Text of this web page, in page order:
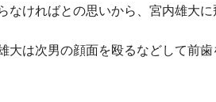
なければとの思いから、宮内雄大
大は次男の顔面を殴るなどして前